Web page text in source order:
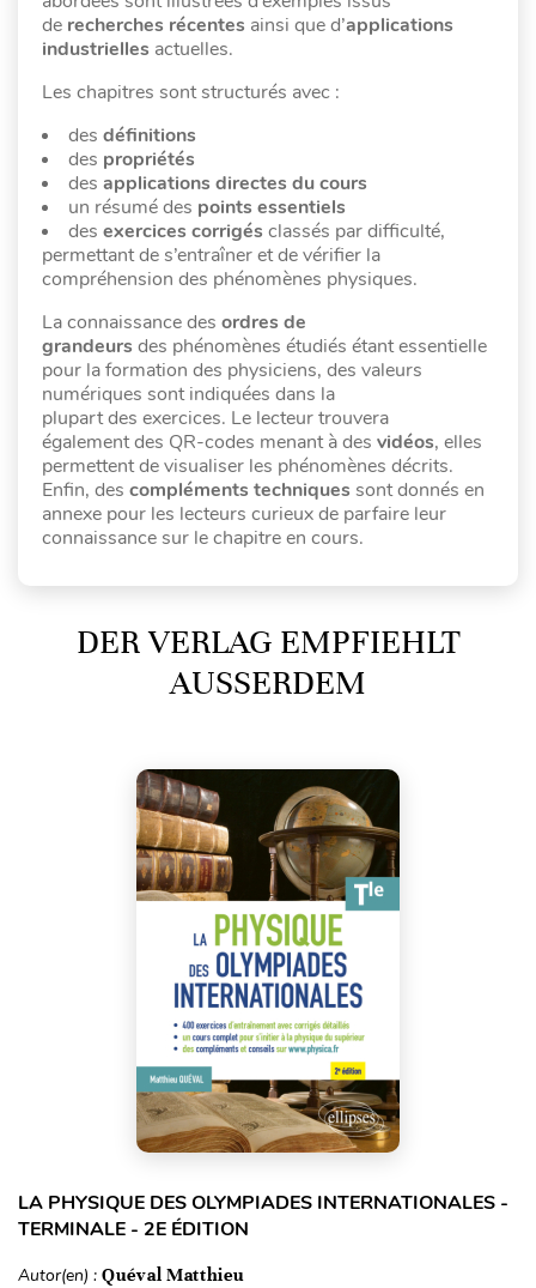
de recherches récentes ainsi que d’applications
industrielles actuelles.
Les chapitres sont structurés avec :
des définitions
des propriétés
des applications directes du cours
un résumé des points essentiels
des exercices corrigés classés par difficulté,
permettant de s’entraîner et de vérifier la
compréhension des phénomènes physiques.
La connaissance des ordres de
grandeurs des phénomènes étudiés étant essentielle
pour la formation des physiciens, des valeurs
numériques sont indiquées dans la
plupart des exercices. Le lecteur trouvera
également des QR-codes menant à des vidéos, elles
permettent de visualiser les phénomènes décrits.
Enfin, des compléments techniques sont donnés en
annexe pour les lecteurs curieux de parfaire leur
connaissance sur le chapitre en cours.
DER VERLAG EMPFIEHLT
AUSSERDEM
LA PHYSIQUE DES OLYMPIADES INTERNATIONALES -
TERMINALE - 2E ÉDITION
Autor(en) : Quéval Matthieu